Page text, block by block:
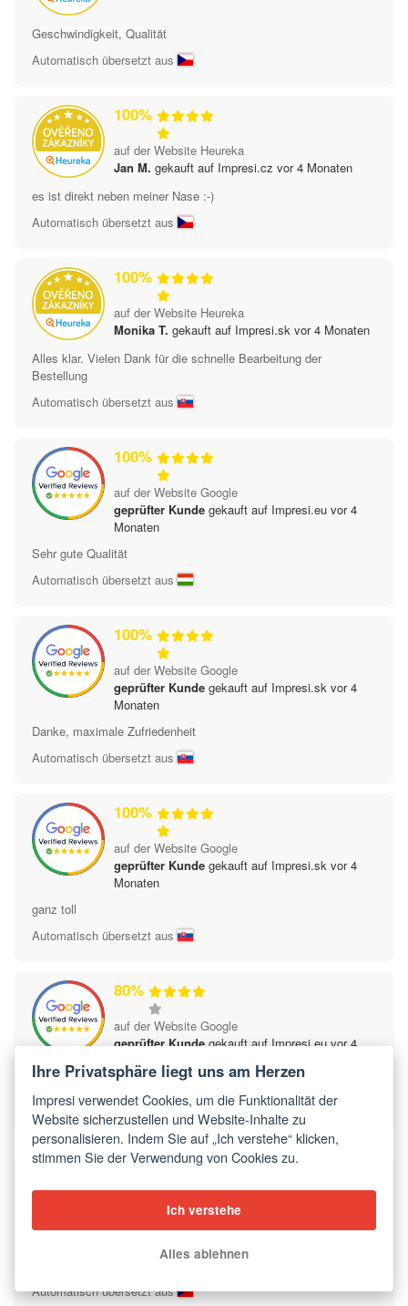
Geschwindigkeit, Qualität
Automatisch übersetzt aus
100%
auf der Website Heureka
Jan M. gekauft auf Impresi.cz vor 4 Monaten
es ist direkt neben meiner Nase :-)
Automatisch übersetzt aus
100%
auf der Website Heureka
Monika T. gekauft auf Impresi.sk vor 4 Monaten
Alles klar. Vielen Dank für die schnelle Bearbeitung der
Bestellung
Automatisch übersetzt aus
100%
auf der Website Google
geprüfter Kunde gekauft auf Impresi.eu vor 4
Monaten
Sehr gute Qualität
Automatisch übersetzt aus
100%
auf der Website Google
geprüfter Kunde gekauft auf Impresi.sk vor 4
Monaten
Danke, maximale Zufriedenheit
Automatisch übersetzt aus
100%
auf der Website Google
geprüfter Kunde gekauft auf Impresi.sk vor 4
Monaten
ganz toll
Automatisch übersetzt aus
80%
auf der Website Google
geprüfter Kundegekauft auf Impresi.eu vor 4
Automatisch übersetzt aus
100%
auf der Website Google
Automatisch übersetzt aus
Ihre Privatsphäre liegt uns am Herzen
Impresi verwendet Cookies, um die Funktionalität der
Website sicherzustellen und Website-Inhalte zu
personalisieren. Indem Sie auf „Ich verstehe“ klicken,
stimmen Sie der Verwendung von Cookies zu.
Ich verstehe
Alles ablehnen